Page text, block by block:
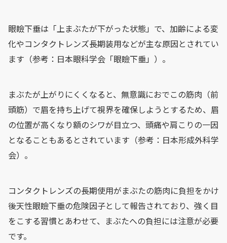
眼瞼下垂は「上まぶたが下がった状態」で、加齢による変
化やコンタクトレンズ長期装用などが主な原因とされてい
ます（参考：日本眼科学会「眼瞼下垂」）。
まぶたが上がりにくくなると、無意識におでこの筋肉（前
頭筋）で眉を持ち上げて視界を確保しようとするため、眉
の位置が高くなり額のシワが目立つ、頭痛や肩こりの一因
となることもあるとされています（参考：日本形成外科学
会）。
コンタクトレンズの長期使用がまぶたの筋肉に負担をかけ
後天性眼瞼下垂の危険因子として報告されており、強く目
をこする習慣とあわせて、まぶたへの負担には注意が必要
です。